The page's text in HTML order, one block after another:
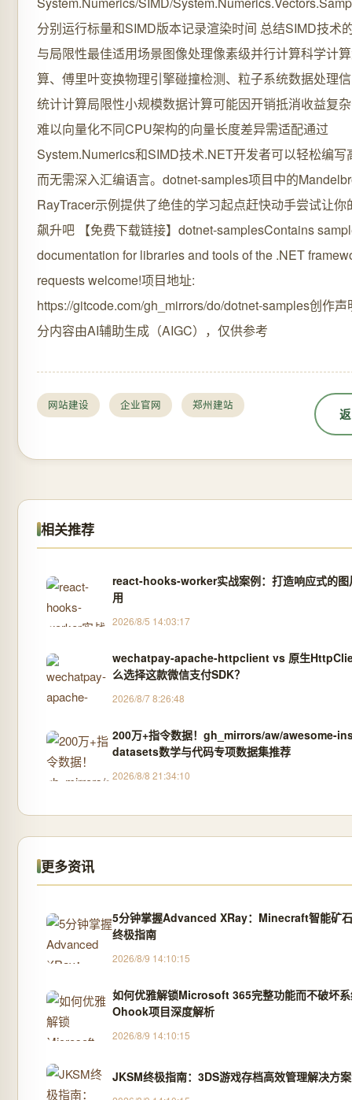
分别运行标量和SIMD版本记录渲染时间 总结SIMD技术
与局限性最佳适用场景图像处理像素级并行计算科学计
算、傅里叶变换物理引擎碰撞检测、粒子系统数据处理
统计计算局限性小规模数据计算可能因开销抵消收益复
难以向量化不同CPU架构的向量长度差异需适配通过
System.Numerics和SIMD技术.NET开发者可以轻松编写
而无需深入汇编语言。dotnet-samples项目中的
RayTracer示例提供了绝佳的学习起点赶快动手尝试让你
飙升吧 【免费下载链接】dotnet-samplesContains
documentation for libraries and tools of the .NET
requests welcome!项目地址:
https://gitcode.com/gh_mirrors/do/dotnet-samples创作
分内容由AI辅助生成（AIGC），仅供参考
网站建设 企业官网 郑州建站
相关推荐
react-hooks-worker实战案例：打造响应式的图
用
2026/8/5 14:03:17
wechatpay-apache-httpclient vs 原生
么选择这款微信支付SDK？
2026/8/7 8:26:48
200万+指令数据！gh_mirrors/aw/awesome-
datasets数学与代码专项数据集推荐
2026/8/8 21:34:10
更多资讯
5分钟掌握Advanced XRay：Minecraft智能矿
终极指南
2026/8/9 14:10:15
如何优雅解锁Microsoft 365完整功能而不破坏
Ohook项目深度解析
2026/8/9 14:10:15
JKSM终极指南：3DS游戏存档高效管理解决方